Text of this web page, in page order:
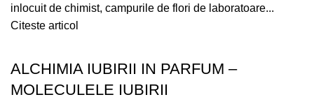
inlocuit de chimist, campurile de flori de laboratoare...
Citeste articol
ALCHIMIA IUBIRII IN PARFUM –
MOLECULELE IUBIRII